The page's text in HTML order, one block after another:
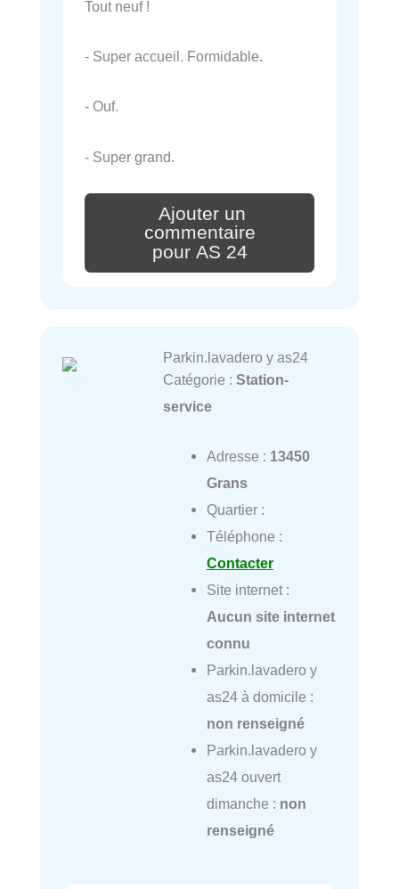
Tout neuf !
- Super accueil. Formidable.
- Ouf.
- Super grand.
Ajouter un
commentaire
pour AS 24
Parkin.lavadero y as24
Catégorie : Station-
service
Adresse : 13450
Grans
Quartier :
Téléphone :
Contacter
Site internet :
Aucun site internet
connu
Parkin.lavadero y
as24 à domicile :
non renseigné
Parkin.lavadero y
as24 ouvert
dimanche : non
renseigné